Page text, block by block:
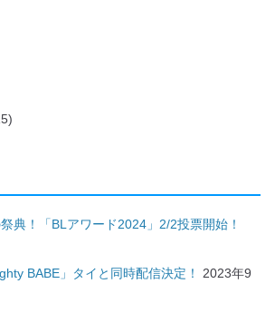
典！「BLアワード2024」2/2投票開始！
BABE」タイと同時配信決定！
2023年9